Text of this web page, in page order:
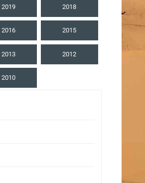
2019 2018
2016 2015
2013 2012
2010